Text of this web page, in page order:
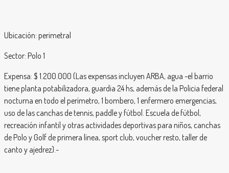
Ubicación: perimetral
Sector: Polo 1
Expensa: $ 1.200.000 (Las expensas incluyen ARBA, agua -el barrio
tiene planta potabilizadora, guardia 24 hs, además de la Policia federal
nocturna en todo el perímetro, 1 bombero, 1 enfermero emergencias,
uso de las canchas de tennis, paddle y fútbol. Escuela de fútbol,
recreación infantil y otras actividades deportivas para niños, canchas
de Polo y Golf de primera línea, sport club, voucher resto, taller de
canto y ajedrez).-